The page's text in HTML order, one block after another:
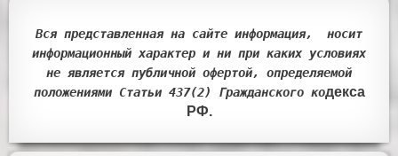
Вся представленная на сайте информация, носит
информационный характер и ни при каких условиях
не является публичной офертой, определяемой
положениями Статьи 437(2) Гражданского кодекса
РФ.